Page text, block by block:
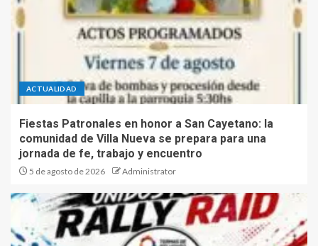
ACTUALIDAD
Fiestas Patronales en honor a San Cayetano: la
comunidad de Villa Nueva se prepara para una
jornada de fe, trabajo y encuentro
5 de agosto de 2026 Administrator